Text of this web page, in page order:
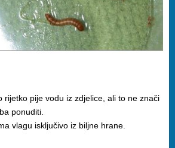
rijetko pije vodu iz zdjelice, ali to ne znači
ponuditi.
vlagu isključivo iz biljne hrane.